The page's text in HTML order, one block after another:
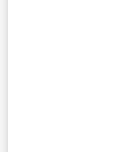
Autres médicaments
LABO CONSEIL 5
Informez votre
pharmacien si vous
récemment pris ou
BISACODYL EG
comprimé enrobé